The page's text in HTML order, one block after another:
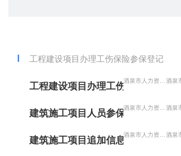
工程建设项目办理工伤保险参保登记
工程建设项目办理工伤保险参保登酒泉
建筑施工项目人员参保管理 酒泉
建筑施工项目追加信息申请 酒泉